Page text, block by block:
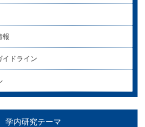
報
イドライン
学内研究テーマ